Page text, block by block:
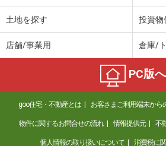
土地を探す 投資物
店舗/事業用 倉庫/
PC版へ
goo住宅・不動産とは お客さまご利用端末から
物件に関するお問合せの流れ 情報提供元 不
個人情報の取り扱いについて 消費税に